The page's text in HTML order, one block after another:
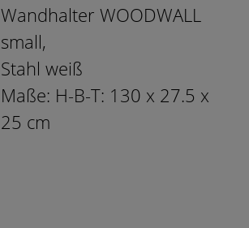
Wandhalter WOODWALL
small,
Stahl weiß
Maße: H-B-T: 130 x 27.5 x
25 cm